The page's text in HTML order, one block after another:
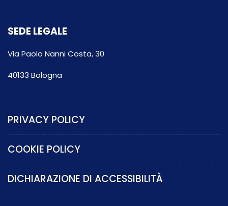
SEDE LEGALE
Via Paolo Nanni Costa, 30
40133 Bologna
PRIVACY POLICY
COOKIE POLICY
DICHIARAZIONE DI ACCESSIBILITÀ